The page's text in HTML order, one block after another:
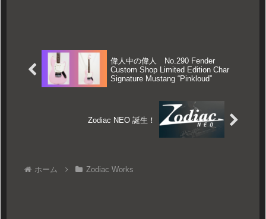
偉人中の偉人 No.290 Fender
Custom Shop Limited Edition Char
Signature Mustang “Pinkloud”
Zodiac NEO 誕生！
ホーム Zodiac Works